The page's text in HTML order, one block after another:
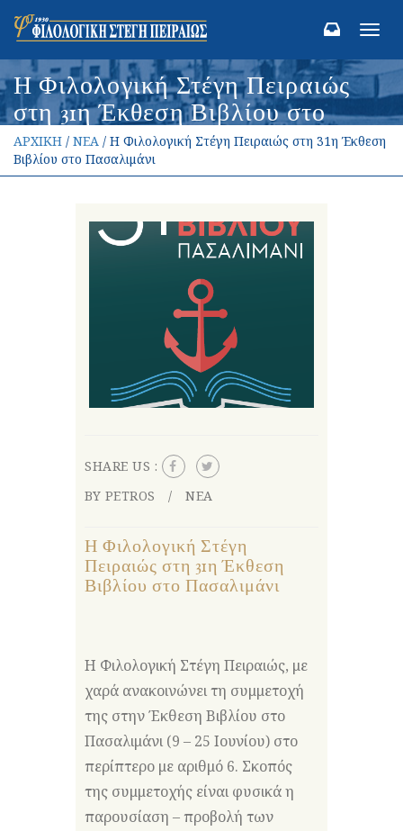
Η Φιλολογική Στέγη Πειραιώς
στη 31η Έκθεση Βιβλίου στο
Πασαλιμάνι
ΑΡΧΙΚΗ / ΝΕΑ / Η Φιλολογική Στέγη Πειραιώς στη 31η Έκθεση
Βιβλίου στο Πασαλιμάνι
SHARE US :
BY PETROS
ΝΕΑ
Η Φιλολογική Στέγη
Πειραιώς στη 31η Έκθεση
Βιβλίου στο Πασαλιμάνι
Η Φιλολογική Στέγη Πειραιώς, με
χαρά ανακοινώνει τη συμμετοχή
της στην Έκθεση Βιβλίου στο
Πασαλιμάνι (9 – 25 Ιουνίου) στο
περίπτερο με αριθμό 6. Σκοπός
της συμμετοχής είναι φυσικά η
παρουσίαση – προβολή των